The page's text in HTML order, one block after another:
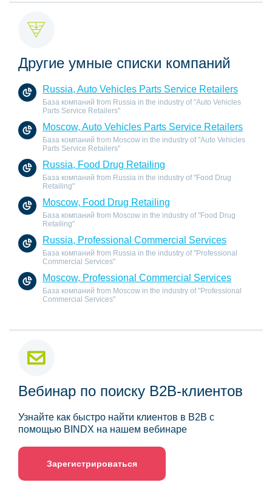
Другие умные списки компаний
Russia, Auto Vehicles Parts Service Retailers
База компаний from Russia in the industry of "Auto Vehicles
Parts Service Retailers"
Moscow, Auto Vehicles Parts Service Retailers
База компаний from Moscow in the industry of "Auto Vehicles
Parts Service Retailers"
Russia, Food Drug Retailing
База компаний from Russia in the industry of "Food Drug
Retailing"
Moscow, Food Drug Retailing
База компаний from Moscow in the industry of "Food Drug
Retailing"
Russia, Professional Commercial Services
База компаний from Russia in the industry of "Professional
Commercial Services"
Moscow, Professional Commercial Services
База компаний from Moscow in the industry of "Professional
Commercial Services"
Вебинар по поиску B2B-клиентов
Узнайте как быстро найти клиентов в B2B с
помощью BINDX на нашем вебинаре
Зарегистрироваться